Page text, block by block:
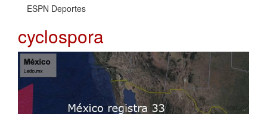
ESPN Deportes
cyclospora